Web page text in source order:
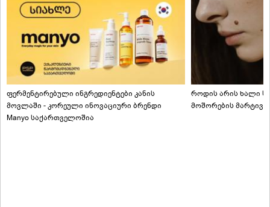
ფერმენტირებული ინგრედიენტები კანის
მოვლაში - კორეული ინოვაციური ბრენდი
Manyo საქართველოშია
როდის არის ხალი
მოშორების